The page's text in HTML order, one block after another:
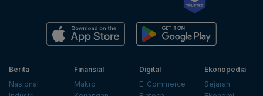
Berita
Nasional
Finansial
Makro
Digital
E-Commerce
Ekonopedia
Sejarah